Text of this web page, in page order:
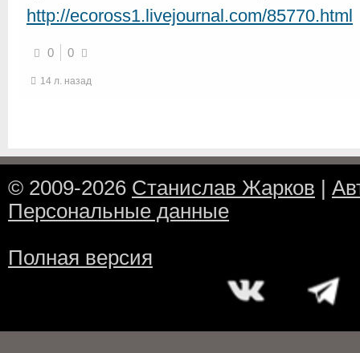
http://ecoross1.livejournal.com/85770.html
0 0
14 л. назад
© 2009-2026 Станислав Жарков
Персональные данные
Полная версия